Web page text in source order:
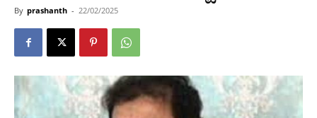
By prashanth - 22/02/2025